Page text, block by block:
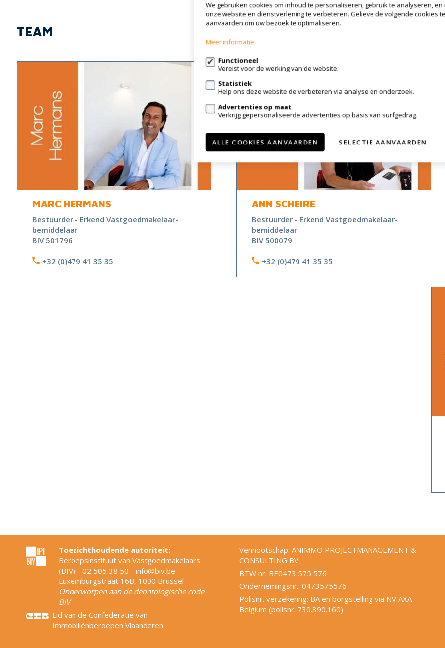
TEAM
MARC HERMANS
Bestuurder - Erkend Vastgoedmakelaar-
bemiddelaar
BIV 501796
+32 (0)479 41 35 35
ANN SCHEIRE
Bestuurder - Erkend Vastgoedmakelaar-
bemiddelaar
BIV 500079
+32 (0)479 41 35 35
Toezichthoudende autoriteit:
Beroepsinstituut van Vastgoedmakelaars
(BIV) - 02 505 38 50 - info@biv.be -
Luxemburgstraat 16B, 1000 Brussel
Onderworpen aan de deontologische code
BIV
Lid van de Confederatie van
Immobiliënberoepen Vlaanderen
Vennootschap: ANIMMO PROJECTMANAGEMENT &
CONSULTING BV
BTW nr: BE0473 575 576
Ondernemingsnr.: 0473575576
Polisnr. verzekering: BA en borgstelling via NV AXA
Belgium (polisnr. 730.390.160)
We gebruiken cookies om inhoud te personaliseren, gebruik te analyseren, en
onze website en dienstverlening te verbeteren. Gelieve de volgende cookies te
aanvaarden om uw bezoek te optimaliseren.
Meer informatie
Functioneel
Vereist voor de werking van de website.
Statistiek
Help ons deze website de verbeteren via analyse en onderzoek.
Advertenties op maat
Verkrijg gepersonaliseerde advertenties op basis van surfgedrag.
ALLE COOKIES AANVAARDEN SELECTIE AANVAARDEN